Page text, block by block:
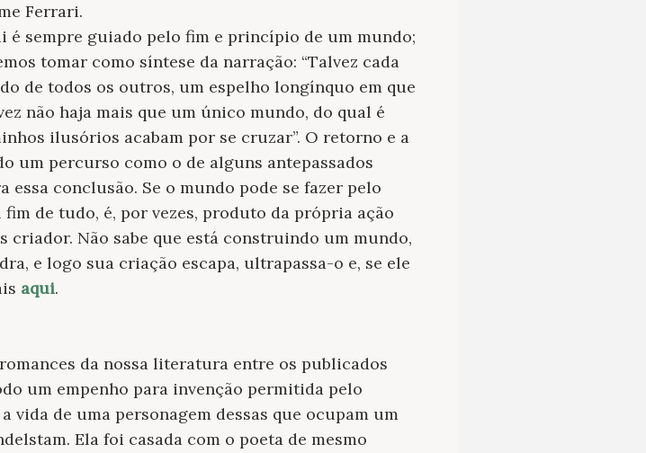
Ferrari.
sempre guiado pelo fim e princípio de um mundo;
tomar como síntese da narração: “Talvez cada
de todos os outros, um espelho longínquo em que
não haja mais que um único mundo, do qual é
ilusórios acabam por se cruzar”. O retorno e a
um percurso como o de alguns antepassados
essa conclusão. Se o mundo pode se fazer pelo
de tudo, é, por vezes, produto da própria ação
criador. Não sabe que está construindo um mundo,
e logo sua criação escapa, ultrapassa-o e, se ele
aqui.
da nossa literatura entre os publicados
um empenho para invenção permitida pelo
de uma personagem dessas que ocupam um
Ela foi casada com o poeta de mesmo